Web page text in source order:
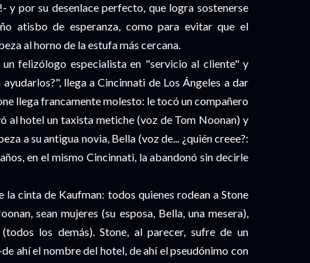
y por su desenlace perfecto, que logra sostenerse
atisbo de esperanza, como para evitar que el
al horno de la estufa más cercana.
felizólogo especialista en "servicio al cliente" y
llega a Cincinnati de Los Ángeles a dar
llega francamente molesto: le tocó un compañero
al hotel un taxista metiche (voz de Tom Noonan) y
a su antigua novia, Bella (voz de... ¿quién creee?:
en el mismo Cincinnati, la abandonó sin decirle
cinta de Kaufman: todos quienes rodean a Stone
sean mujeres (su esposa, Bella, una mesera),
los demás). Stone, al parecer, sufre de un
ahí el nombre del hotel, de ahí el pseudónimo con